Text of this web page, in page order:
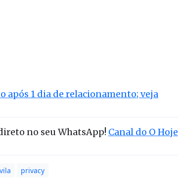
após 1 dia de relacionamento; veja
no seu WhatsApp! Canal do O Hoje
privacy